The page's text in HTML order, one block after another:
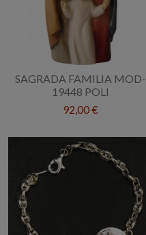
SAGRADA FAMILIA MOD-
19448 POLI
92,00 €